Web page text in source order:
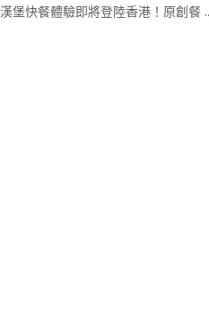
堡快餐體驗即將登陸香港！原創餐